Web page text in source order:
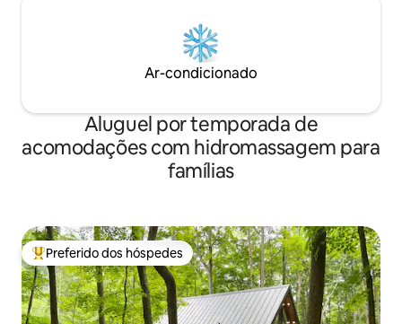
Ar-condicionado
Aluguel por temporada de
acomodações com hidromassagem para
famílias
Entre os melhores preferidos dos hóspedes
Preferido dos hóspedes